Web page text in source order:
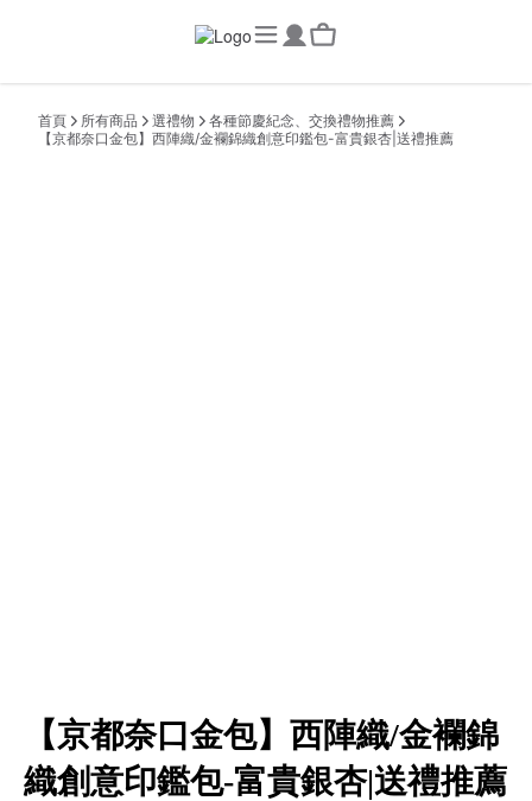
首頁 所有商品 選禮物
各種節慶紀念、交換禮物推薦
【京都奈口金包】西陣織/金襴錦織創意印鑑包-富貴銀杏|送禮推薦
【京都奈口金包】西陣織/金襴錦
織創意印鑑包-富貴銀杏|送禮推薦